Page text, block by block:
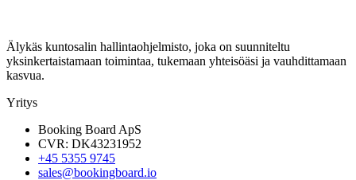
Älykäs kuntosalin hallintaohjelmisto, joka on suunniteltu
yksinkertaistamaan toimintaa, tukemaan yhteisöäsi ja vauhdittamaan
kasvua.
Yritys
Booking Board ApS
CVR: DK43231952
+45 5355 9745
sales@bookingboard.io